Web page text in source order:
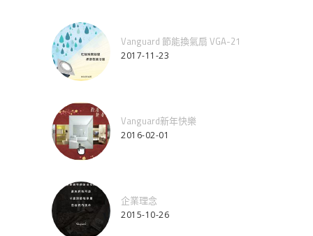
Vanguard 節能換氣扇 VGA-21
2017-11-23
Vanguard新年快樂
2016-02-01
企業理念
2015-10-26